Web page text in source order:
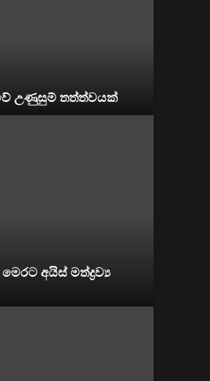
උණුසුම් තත්ත්වයක්
අයිස් මත්ද්‍රව්‍ය